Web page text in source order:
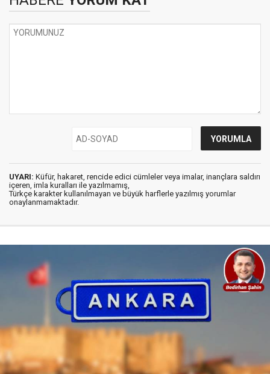
UYARI: Küfür, hakaret, rencide edici cümleler veya imalar, inançlara saldırı
içeren, imla kuralları ile yazılmamış,
Türkçe karakter kullanılmayan ve büyük harflerle yazılmış yorumlar
onaylanmamaktadır.